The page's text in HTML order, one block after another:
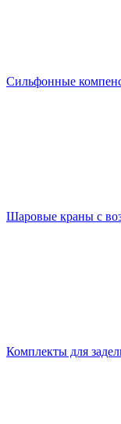
Сильфонные
Шаровые краны с
Комплекты для